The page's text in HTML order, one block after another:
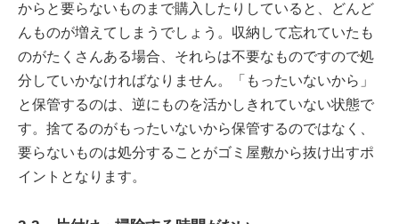
からと要らないものまで購入したりしていると、どんど
んものが増えてしまうでしょう。収納して忘れていたも
のがたくさんある場合、それらは不要なものですので処
分していかなければなりません。「もったいないから」
と保管するのは、逆にものを活かしきれていない状態で
す。捨てるのがもったいないから保管するのではなく、
要らないものは処分することがゴミ屋敷から抜け出すポ
イントとなります。